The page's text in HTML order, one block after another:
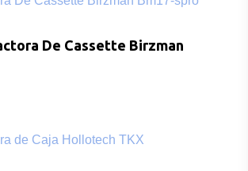
De Cassette Birzman